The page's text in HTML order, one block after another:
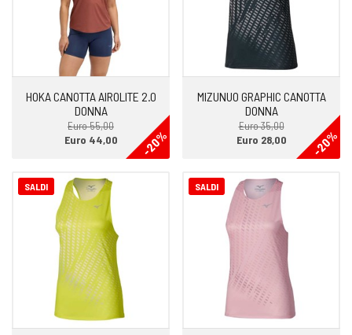
HOKA CANOTTA AIROLITE 2.0
DONNA
Euro 55,00
-20%
Euro 44,00
MIZUNUO GRAPHIC CANOTTA
DONNA
Euro 35,00
-20%
Euro 28,00
SALDI SALDI